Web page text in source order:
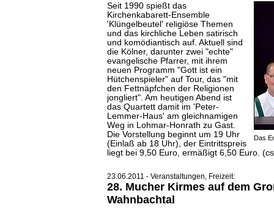
Das
Seit 1990 spießt das
Kirchenkabarett-Ensemble
'Klüngelbeutel' religiöse Themen
und das kirchliche Leben satirisch
und komödiantisch auf. Aktuell sind
die Kölner, darunter zwei "echte"
evangelische Pfarrer, mit ihrem
neuen Programm "Gott ist ein
Hütchenspieler" auf Tour, das "mit
den Fettnäpfchen der Religionen
jongliert". Am heutigen Abend ist
das Quartett damit im 'Peter-
Lemmer-Haus' am gleichnamigen
Weg in Lohmar-Honrath zu Gast.
Die Vorstellung beginnt um 19 Uhr
(Einlaß ab 18 Uhr), der Eintrittspreis
liegt bei 9,50 Euro, ermäßigt 6,50 Euro.
23.06.2011 - Veranstaltungen, Freizeit:
28. Mucher Kirmes auf dem
Wahnbachtal